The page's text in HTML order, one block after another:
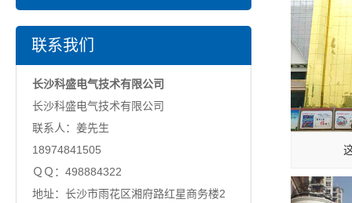
联系我们
长沙科盛电气技术有限公司
长沙科盛电气技术有限公司
联系人：姜先生
18974841505
ＱＱ：498884322
地址：长沙市雨花区湘府路红星商务楼2